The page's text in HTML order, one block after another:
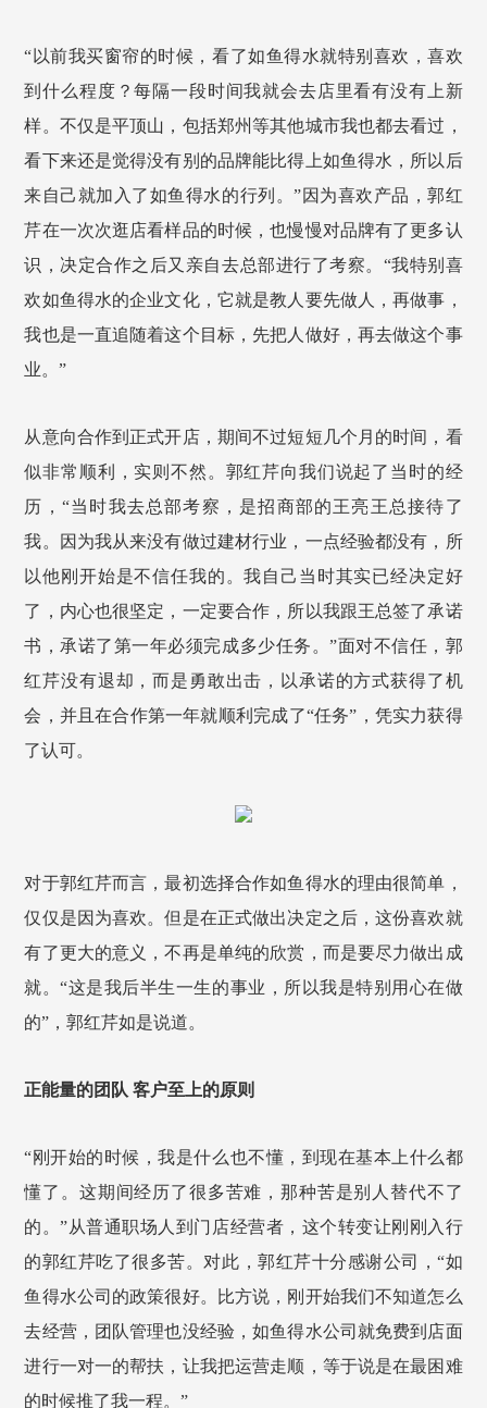
“以前我买窗帘的时候，看了如鱼得水就特别喜欢，喜欢
到什么程度？每隔一段时间我就会去店里看有没有上新
样。不仅是平顶山，包括郑州等其他城市我也都去看过，
看下来还是觉得没有别的品牌能比得上如鱼得水，所以后
来自己就加入了如鱼得水的行列。”因为喜欢产品，郭红
芹在一次次逛店看样品的时候，也慢慢对品牌有了更多认
识，决定合作之后又亲自去总部进行了考察。“我特别喜
欢如鱼得水的企业文化，它就是教人要先做人，再做事，
我也是一直追随着这个目标，先把人做好，再去做这个事
业。”
从意向合作到正式开店，期间不过短短几个月的时间，看
似非常顺利，实则不然。郭红芹向我们说起了当时的经
历，“当时我去总部考察，是招商部的王亮王总接待了
我。因为我从来没有做过建材行业，一点经验都没有，所
以他刚开始是不信任我的。我自己当时其实已经决定好
了，内心也很坚定，一定要合作 ，所以我跟王总签了承诺
书，承诺了第一年必须完成多少任务。”面对不信任，郭
红芹没有退却，而是勇敢出击，以承诺的方式获得了机
会，并且在合作第一年就顺利完成了“任务”，凭实力获得
了认可。
对于郭红芹而言，最初选择合作如鱼得水的理由很简单，
仅仅是因为喜欢。但是在正式做出决定之后，这份喜欢就
有了更大的意义，不再是单纯的欣赏，而是要尽力做出成
就。“这是我后半生一生的事业，所以我是特别用心在做
的”，郭红芹如是说道。
正能量的团队 客户至上的原则
“刚开始的时候，我是什么也不懂，到现在基本上什么都
懂了。这期间经历了很多苦难，那种苦是别人替代不了
的。”从普通职场人到门店经营者，这个转变让刚刚入行
的郭红芹吃了很多苦。对此，郭红芹十分感谢公司，“如
鱼得水公司的政策很好。比方说，刚开始我们不知道怎么
去经营，团队管理也没经验，如鱼得水公司就免费到店面
进行一对一的帮扶，让我把运营走顺，等于说是在最困难
的时候推了我一程。”